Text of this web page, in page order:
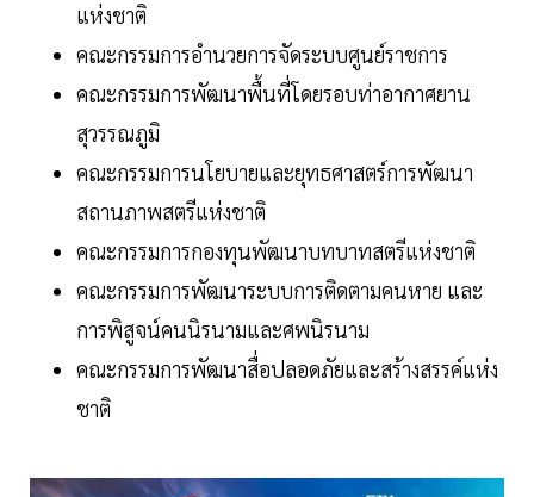
แห่งชาติ
คณะกรรมการอำนวยการจัดระบบศูนย์ราชการ
คณะกรรมการพัฒนาพื้นที่โดยรอบท่าอากาศยาน
สุวรรณภูมิ
คณะกรรมการนโยบายและยุทธศาสตร์การพัฒนา
สถานภาพสตรีแห่งชาติ
คณะกรรมการกองทุนพัฒนาบทบาทสตรีแห่งชาติ
คณะกรรมการพัฒนาระบบการติดตามคนหาย และ
การพิสูจน์คนนิรนามและศพนิรนาม
คณะกรรมการพัฒนาสื่อปลอดภัยและสร้างสรรค์แห่ง
ชาติ